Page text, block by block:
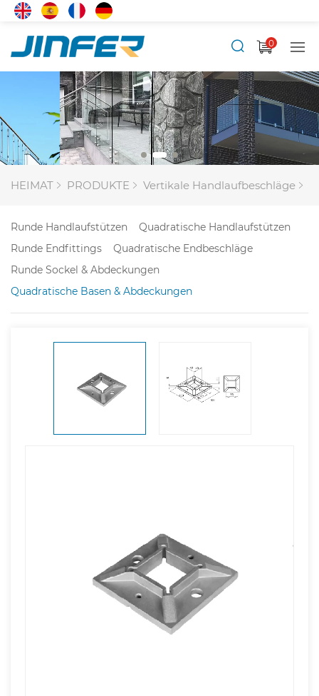
0
HEIMAT PRODUKTE Vertikale Handlaufbeschläge
Runde Handlaufstützen
Quadratische Handlaufstützen
Runde Endfittings
Quadratische Endbeschläge
Runde Sockel & Abdeckungen
Quadratische Basen & Abdeckungen